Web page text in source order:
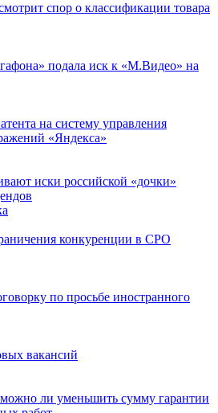
спор о классификации товара
подала иск к «М.Видео» на
на систему управления
«Яндекса»
иски российской «дочки»
конкуренции в СРО
по просьбе иностранного
вакансий
ли уменьшить сумму гарантии